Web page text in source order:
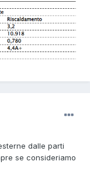
dalle parti
se consideriamo